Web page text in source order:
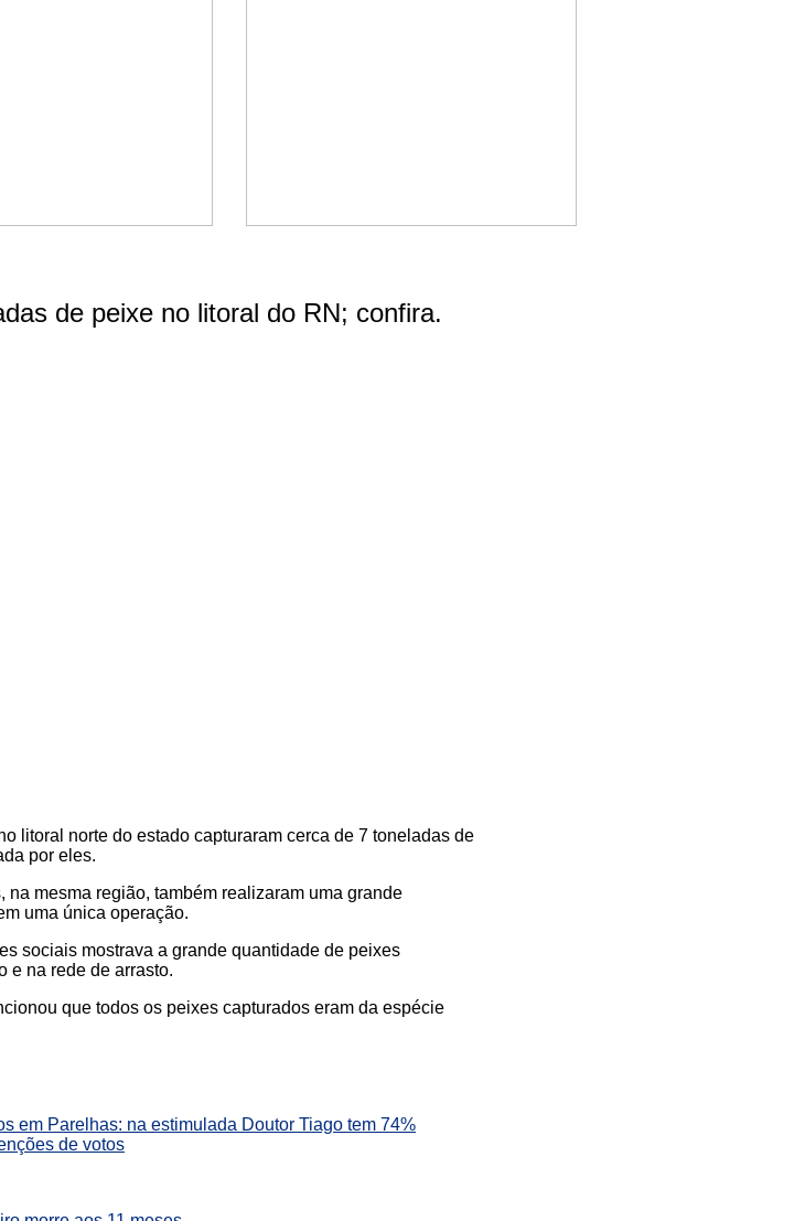
de peixe no litoral do RN; confira.
litoral norte do estado capturaram cerca de 7 toneladas de
por eles.
mesma região, também realizaram uma grande
uma única operação.
sociais mostrava a grande quantidade de peixes
e na rede de arrasto.
que todos os peixes capturados eram da espécie
em Parelhas: na estimulada Doutor Tiago tem 74%
de votos